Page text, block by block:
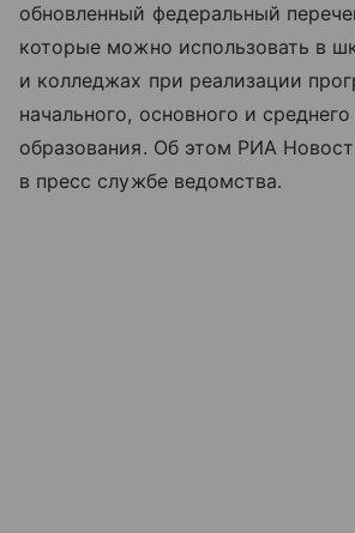
обновленный федеральный
которые можно использовать в
и колледжах при реализации
начального, основного и
образования. Об этом РИА
в пресс службе ведомства.